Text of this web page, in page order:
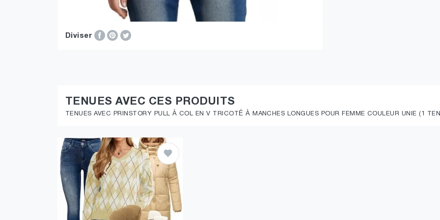
Diviser
TENUES AVEC CES PRODUITS
TENUES AVEC PRINSTORY PULL À COL EN V TRICOTÉ À MANCHES LONGUES POUR FEMME COULEUR UNIE (1